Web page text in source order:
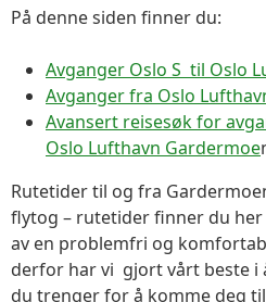
På denne siden finner du:
Avganger Oslo S til Oslo
Avganger fra Oslo
Avansert reisesøk for
Oslo Lufthavn Gardermoe
Rutetider til og fra
flytog – rutetider finner du
av en problemfri og
derfor har vi gjort vårt beste i
du trenger for å komme deg